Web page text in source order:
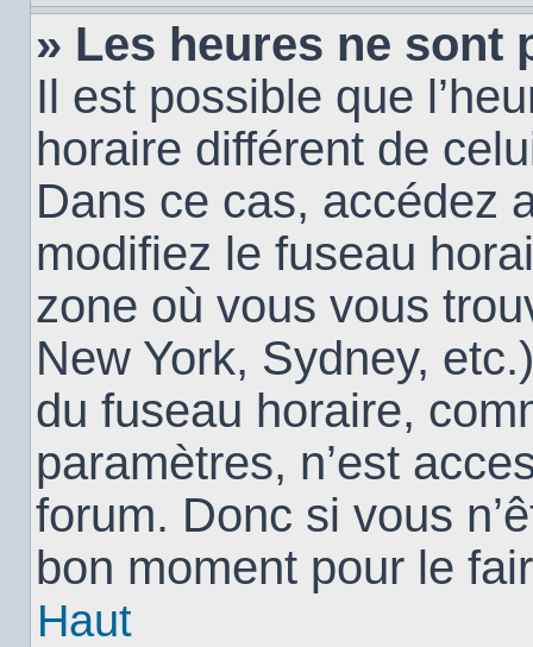
» Les heures ne sont
Il est possible que
horaire différent de
Dans ce cas, accédez
modifiez le fuseau
zone où vous vous
New York, Sydney,
du fuseau horaire,
paramètres, n’est
forum. Donc si vous
bon moment pour le
Haut